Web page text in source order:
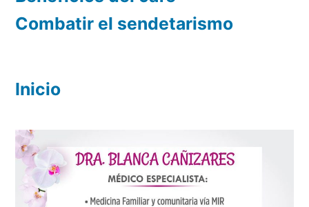
Combatir el sendetarismo
Inicio